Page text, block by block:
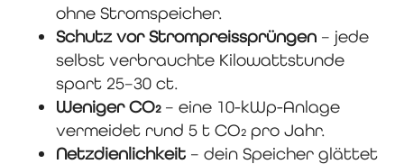
ohne Stromspeicher.
Schutz vor Strompreissprüngen – jede
selbst verbrauchte Kilowattstunde
spart 25–30 ct.
Weniger CO₂– eine 10-kWp-Anlage
vermeidet rund 5 t CO₂ pro Jahr.
Netzdienlichkeit – dein Speicher glättet